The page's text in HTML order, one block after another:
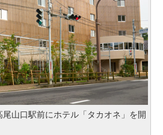
山口駅前にホテル「タカオネ」を開